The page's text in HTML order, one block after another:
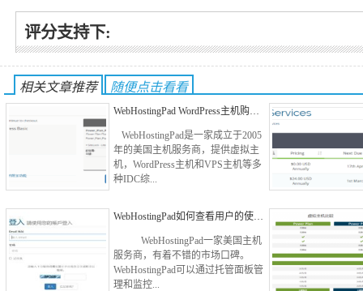
评分支持下:
相关文章推荐 随便点击看看
WebHostingPad WordPress主机购…
WebHostingPad是一家成立于2005
年的美国主机服务商，提供虚拟主
机，WordPress主机和VPS主机等多
种IDC综...
WebHostingPad如何查看用户的使…
WebHostingPad一家美国主机
服务商，有着不错的市场口碑。
WebHostingPad可以通过托管面板管
理和监控...